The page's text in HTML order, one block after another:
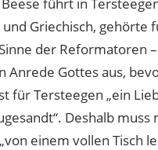
Griechisch, gehörte
der Reformatoren
Anrede Gottes aus,
für Tersteegen „ein
Deshalb
einem vollen Tisch